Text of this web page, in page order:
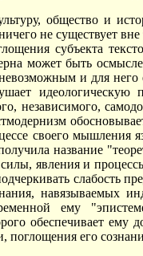
общество и
не существует
субъекта
может быть
и для
независимого,
своего
название
явления и
слабость
навязываемых
ему
обеспечивает
поглощения его